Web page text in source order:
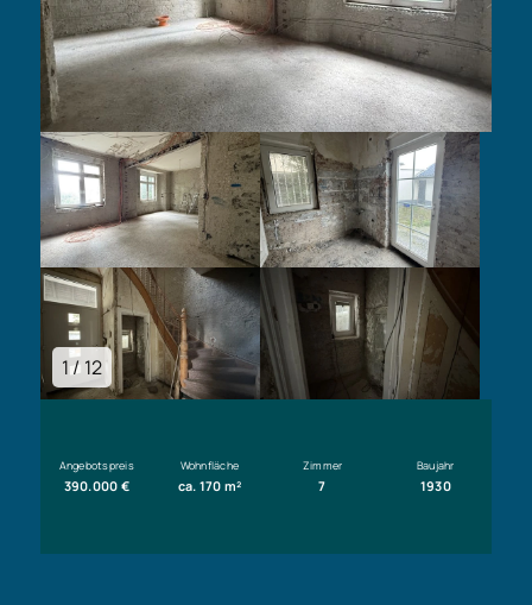
1 / 12
Angebotspreis
390.000 €
Wohnfläche
ca. 170 m²
Zimmer
7
Baujahr
1930